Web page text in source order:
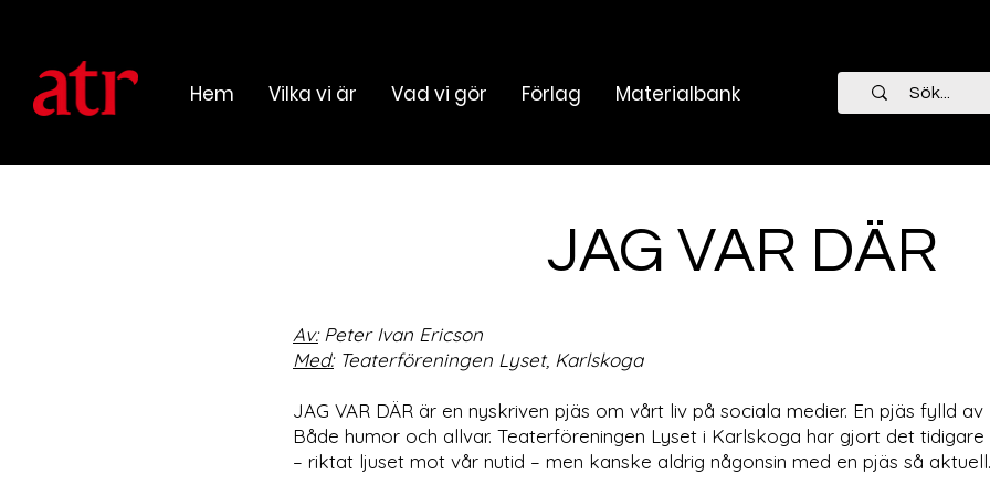
Hem Vilka vi är Vad vi gör Förlag Materialbank
JAG VAR DÄR
Av:Peter Ivan Ericson
Med:Teaterföreningen Lyset, Karlskoga
JAG VAR DÄR är en nyskriven pjäs om vårt liv på sociala medier. En pjäs fylld av
Både humor och allvar. Teaterföreningen Lyset i Karlskoga har gjort det tidigare
– riktat ljuset mot vår nutid – men kanske aldrig någonsin med en pjäs så aktuell.